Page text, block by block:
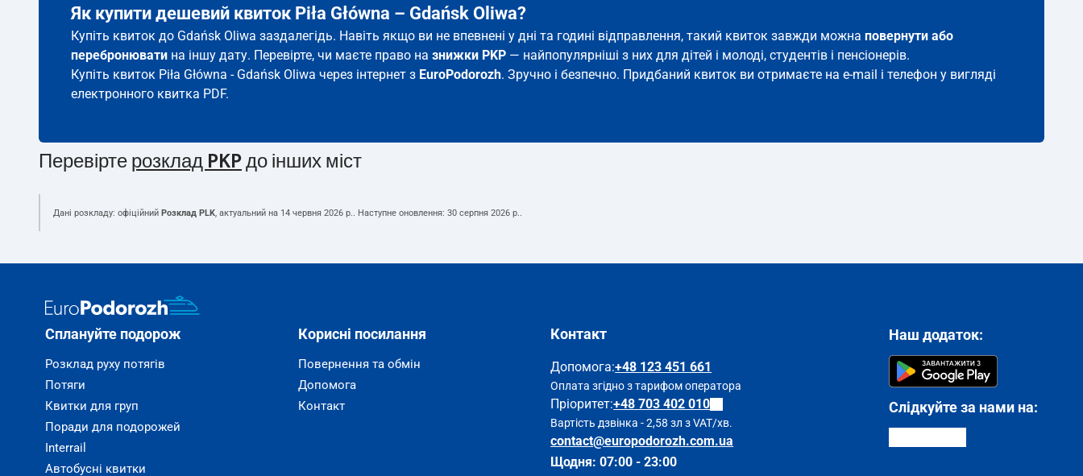
Як купити дешевий квиток Piła Główna – Gdańsk Oliwa?
Купіть квиток до Gdańsk Oliwa заздалегідь. Навіть якщо ви не впевнені у дні та годині відправлення, такий квиток завжди можна повернути або
перебронювати на іншу дату. Перевірте, чи маєте право на знижки PKP — найпопулярніші з них для дітей і молоді, студентів і пенсіонерів.
Купіть квиток Piła Główna - Gdańsk Oliwa через інтернет з EuroPodorozh. Зручно і безпечно. Придбаний квиток ви отримаєте на e-mail і телефон у вигляді
електронного квитка PDF.
Перевірте розклад PKP до інших міст
Дані розкладу: офіційний Розклад PLK, актуальний на 14 червня 2026 р.. Наступне оновлення: 30 серпня 2026 р..
Сплануйте подорож
Розклад руху потягів
Потяги
Квитки для груп
Поради для подорожей
Interrail
Автобусні квитки
Корисні посилання
Повернення та обмін
Допомога
Контакт
Контакт
Допомога:+48 123 451 661
Оплата згідно з тарифом оператора
Пріоритет:+48 703 402 010
Вартість дзвінка - 2,58 зл з VAT/хв.
contact@europodorozh.com.ua
Щодня: 07:00 - 23:00
Наш додаток:
Слідкуйте за нами на: